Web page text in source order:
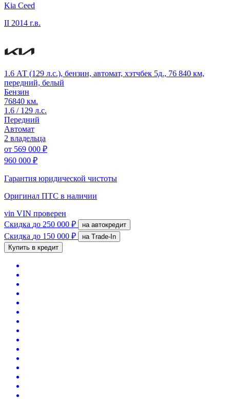
Kia Ceed
II 2014 г.в.
1.6 АТ (129 л.с.), бензин, автомат, хэтчбек 5д., 76 840 км,
передний, белый
Бензин
76840 км.
1.6 / 129 л.с.
Передний
Автомат
2 владельца
от 569 000 ₽
960 000 ₽
Гарантия юридической чистоты
Оригинал ПТС в наличии
vin VIN проверен
Скидка до 250 000 ₽ на автокредит
Скидка до 150 000 ₽
на Trade-In
Купить в кредит